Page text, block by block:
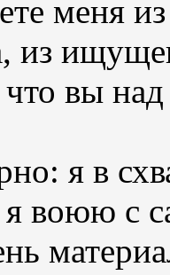
меня
из
вы
я в
я воюю с